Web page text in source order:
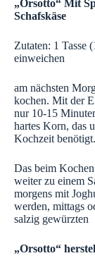
„Orsotto“ Mit
Schafskäse
Zutaten: 1 Tasse
einweichen
am nächsten
kochen. Mit der
nur 10-15
hartes Korn, das
Kochzeit benötigt.
Das beim
weiter zu einem
morgens mit
werden, mittags
salzig gewürzten
„Orsotto“